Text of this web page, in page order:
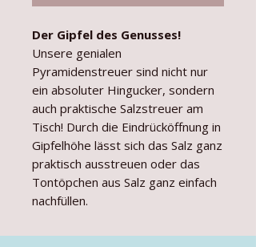
Der Gipfel des Genusses!
Unsere genialen
Pyramidenstreuer sind nicht nur
ein absoluter Hingucker, sondern
auch praktische Salzstreuer am
Tisch! Durch die Eindrücköffnung in
Gipfelhöhe lässt sich das Salz ganz
praktisch ausstreuen oder das
Tontöpchen aus Salz ganz einfach
nachfüllen.